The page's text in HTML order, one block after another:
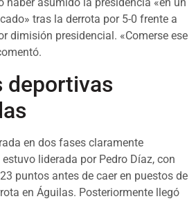
tras la derrota por 5-0 frente a
dimisión presidencial. «Comerse ese
deportivas
en dos fases claramente
liderada por Pedro Díaz, con
puntos antes de caer en puestos de
en Águilas. Posteriormente llegó